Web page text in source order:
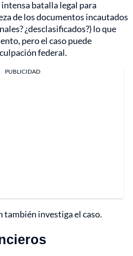
batalla legal para
de los documentos incautados
¿desclasificados?) lo que
pero el caso puede
federal.
PUBLICIDAD
también investiga el caso.